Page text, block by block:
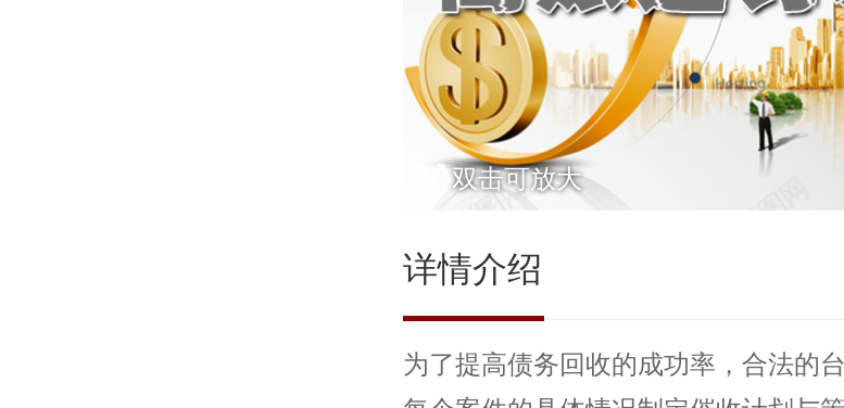
双击可放大
详情介绍
为了提高债务回收的成功率，合法的